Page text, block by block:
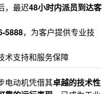
，最迟48小时内派员到达客
5888，为客户提供专业技
术支持和服务保障
电动机凭借其卓越的技术性